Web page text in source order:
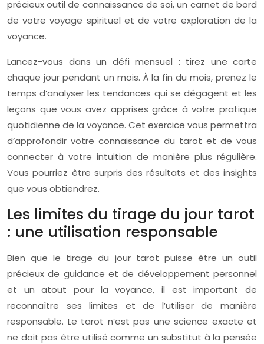
précieux outil de connaissance de soi, un carnet de bord
de votre voyage spirituel et de votre exploration de la
voyance.
Lancez-vous dans un défi mensuel : tirez une carte
chaque jour pendant un mois. À la fin du mois, prenez le
temps d’analyser les tendances qui se dégagent et les
leçons que vous avez apprises grâce à votre pratique
quotidienne de la voyance. Cet exercice vous permettra
d’approfondir votre connaissance du tarot et de vous
connecter à votre intuition de manière plus régulière.
Vous pourriez être surpris des résultats et des insights
que vous obtiendrez.
Les limites du tirage du jour tarot
: une utilisation responsable
Bien que le tirage du jour tarot puisse être un outil
précieux de guidance et de développement personnel
et un atout pour la voyance, il est important de
reconnaître ses limites et de l’utiliser de manière
responsable. Le tarot n’est pas une science exacte et
ne doit pas être utilisé comme un substitut à la pensée